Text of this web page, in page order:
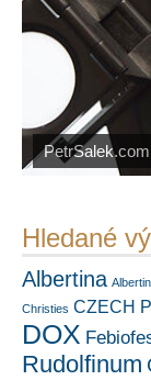
https://
Náš mediální
Hledané
Albertina
Christies CZECH
DOX
Rudolfinum